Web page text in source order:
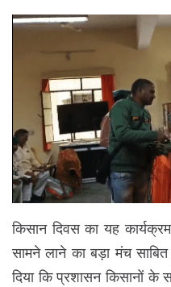
किसान दिवस का यह
सामने लाने का बड़ा मंच
दिया कि प्रशासन किसानों के